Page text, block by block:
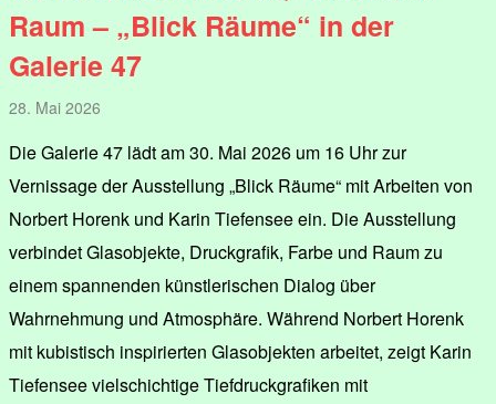
Raum – „Blick Räume“ in der
Galerie 47
28. Mai 2026
Die Galerie 47 lädt am 30. Mai 2026 um 16 Uhr zur
Vernissage der Ausstellung „Blick Räume“ mit Arbeiten von
Norbert Horenk und Karin Tiefensee ein. Die Ausstellung
verbindet Glasobjekte, Druckgrafik, Farbe und Raum zu
einem spannenden künstlerischen Dialog über
Wahrnehmung und Atmosphäre. Während Norbert Horenk
mit kubistisch inspirierten Glasobjekten arbeitet, zeigt Karin
Tiefensee vielschichtige Tiefdruckgrafiken mit